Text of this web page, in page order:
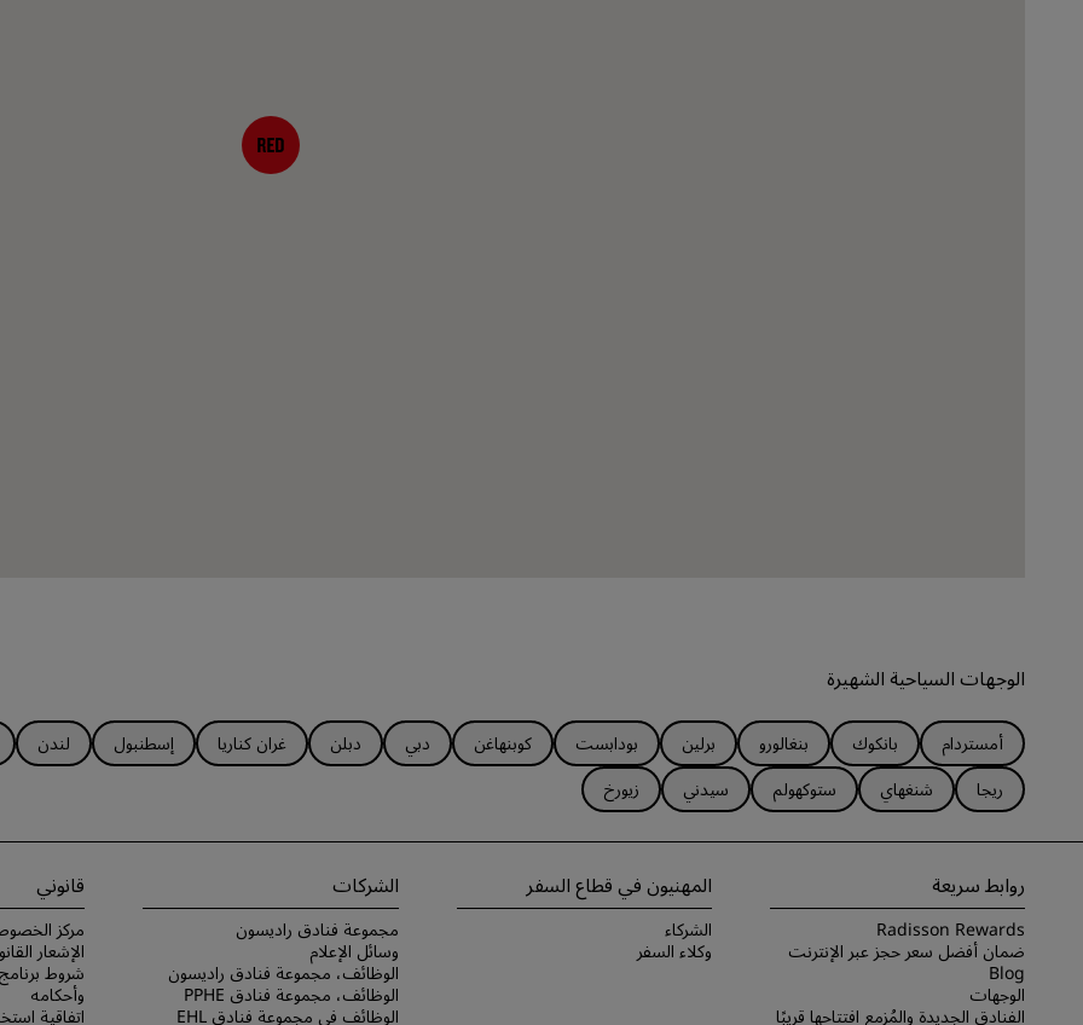
الوجهات السياحية الشهيرة
أمستردام بانكوك بنغالورو برلين بودابست كوبنهاغن دبي دبلن غران كناريا إسطنبول لندن
ريجا
شنغهاي ستوكهولم سيدني زيورخ
روابط سريعة
Radisson Rewards
ضمان أفضل سعر حجز عبر الإنترنت
Blog
الوجهات
الفنادق الجديدة والمُزمع افتتاحها قريبًا
المهنيون في قطاع السفر
الشركاء
وكلاء السفر
الشركات
مجموعة فنادق راديسون
وسائل الإعلام
الوظائف، مجموعة فنادق راديسون
الوظائف، مجموعة فنادق PPHE
الوظائف في مجموعة فنادق EHL
قانوني
مركز
الإشعار
وأحكامه
اتفاقية